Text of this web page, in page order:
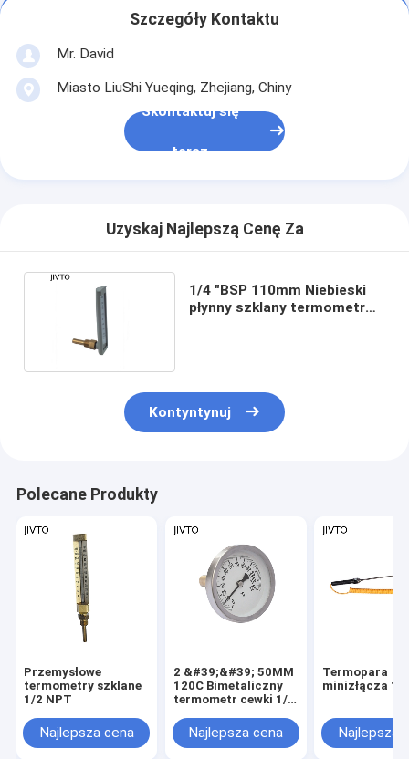
Szczegóły Kontaktu
Mr. David
Miasto LiuShi Yueqing, Zhejiang, Chiny
Skontaktuj się
teraz
Uzyskaj Najlepszą Cenę Za
1/4 "BSP 110mm Niebieski
płynny szklany termometr
Kontyntynuj
Polecane Produkty
Przemysłowe
termometry szklane
1/2 NPT
Najlepsza cena
2 &#39;&#39; 50MM
120C Bimetaliczny
termometr cewki 1/4
Bimetaliczny
wskaźnik
Najlepsza cena
Termopara
minizłącza
Najlepsza